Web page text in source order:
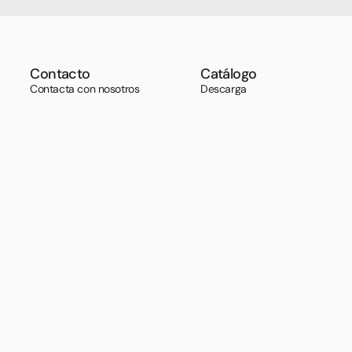
Contacto
Contacta con nosotros
Catálogo
Descarga